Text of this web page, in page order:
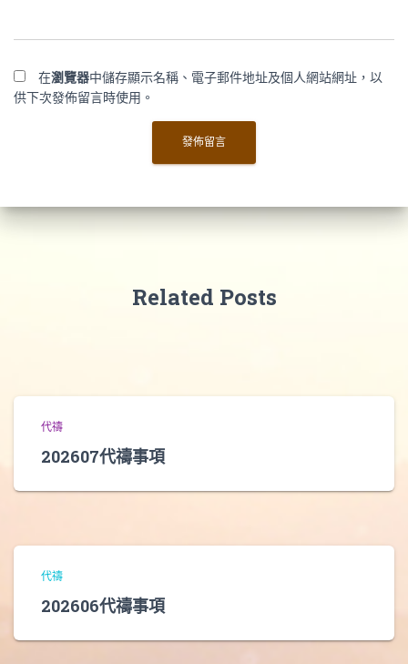
在瀏覽器中儲存顯示名稱、電子郵件地址及個人網站網址，以
供下次發佈留言時使用。
Related Posts
代禱
202607代禱事項
代禱
202606代禱事項